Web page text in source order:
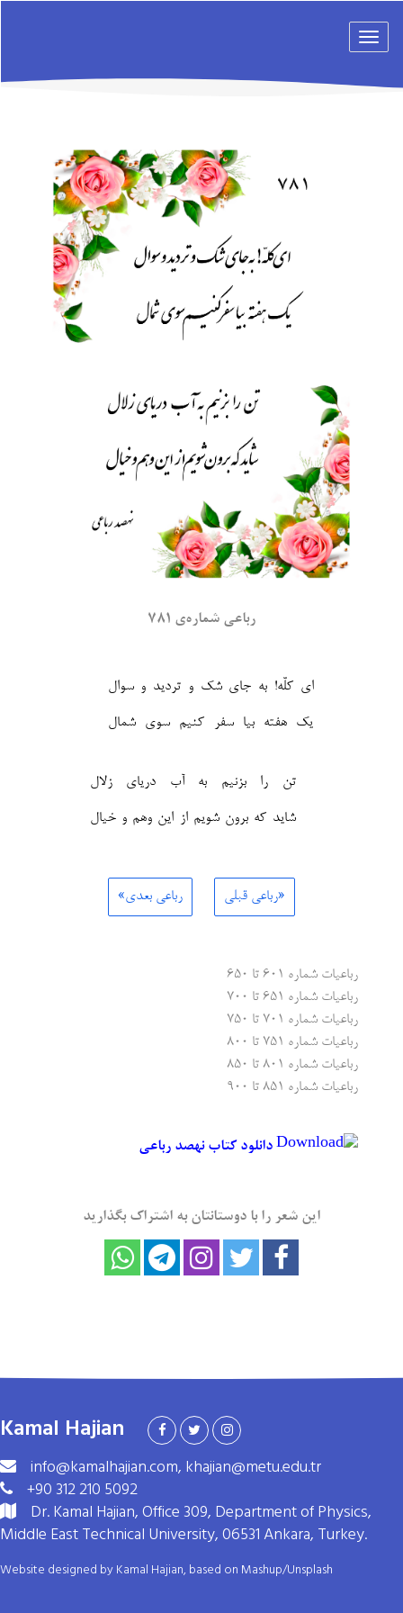
Toggle
رباعی شماره‌ی ۷۸۱
ای کلّه! به جای شک و تردید و سوال
تن را بزنیم به آب دریای زلال
شاید که برون شویم از این وهم و خیال
«رباعی قبلی رباعی بعدی»
رباعیات شماره ۶۰۱ تا ۶۵۰
رباعیات شماره ۶۵۱ تا ۷۰۰
رباعیات شماره ۷۰۱ تا ۷۵۰
رباعیات شماره ۷۵۱ تا ۸۰۰
رباعیات شماره ۸۰۱ تا ۸۵۰
رباعیات شماره ۸۵۱ تا ۹۰۰
دانلود کتاب نهصد رباعی
این شعر را با دوستانتان به اشتراک بگذارید
Kamal Hajian
info@kamalhajian.com, khajian@metu.edu.tr
+90 312 210 5092
Dr. Kamal Hajian, Office 309, Department of Physics,
Middle East Technical University, 06531 Ankara, Turkey.
Website designed by Kamal Hajian, based on Mashup/Unsplash